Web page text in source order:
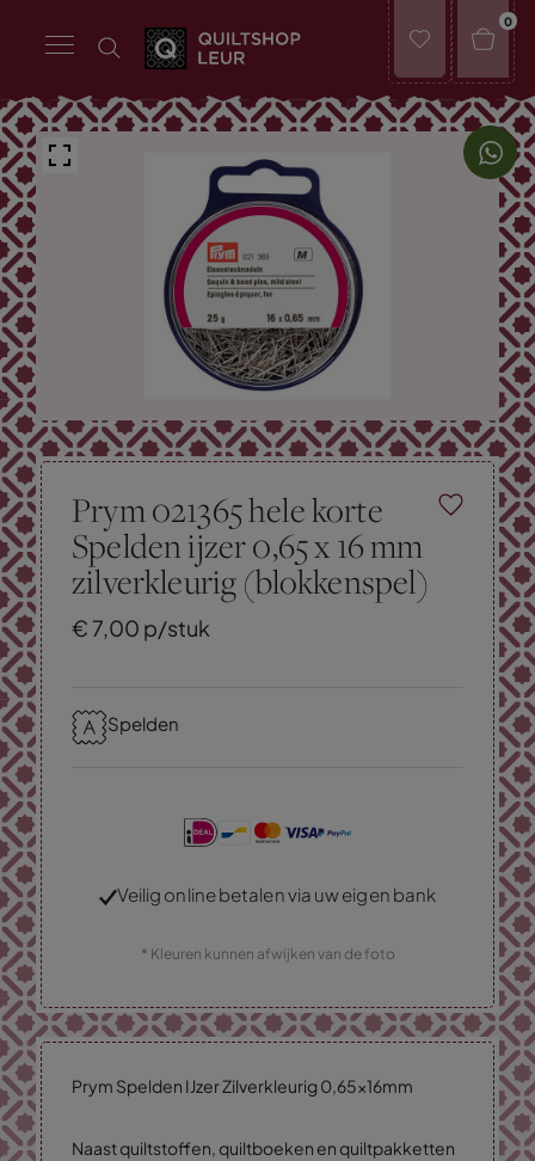
0
Prym 021365 hele korte
Spelden ijzer 0,65 x 16 mm
zilverkleurig (blokkenspel)
€ 7,00 p/stuk
Spelden
Veilig online betalen via uw eigen bank
* Kleuren kunnen afwijken van de foto
Prym Spelden IJzer Zilverkleurig 0,65x16mm
Naast quiltstoffen, quiltboeken en quiltpakketten